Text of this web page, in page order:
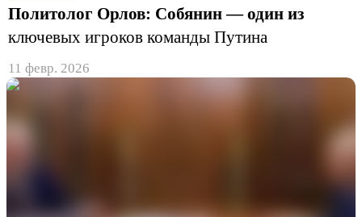
Политолог Орлов: Собянин — один из
ключевых игроков команды Путина
11 февр. 2026